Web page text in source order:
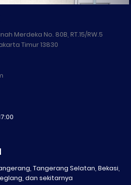
Merdeka No. 80B, RT.15/RW.5
Timur 13830
Tangerang Selatan, Bekasi,
dan sekitarnya